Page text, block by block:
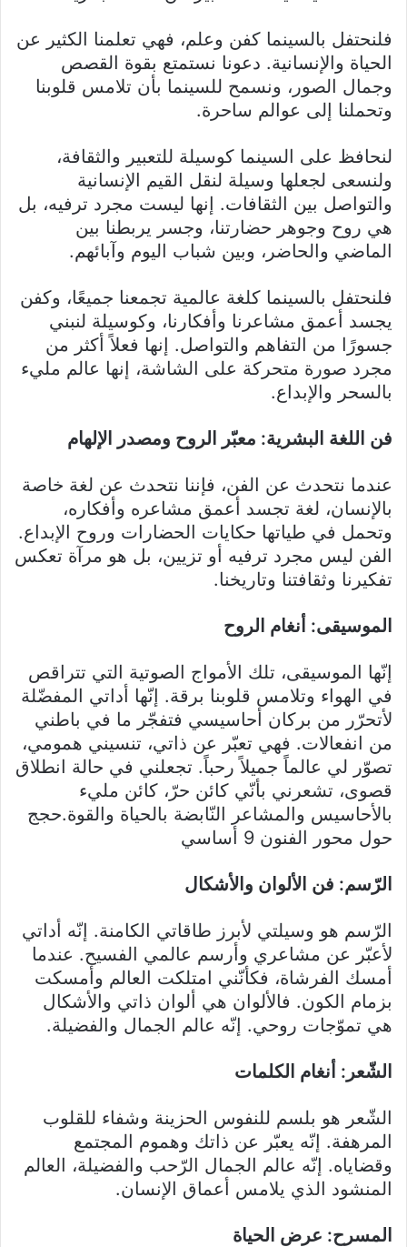
فلنحتفل بالسينما كفن وعلم، فهي تعلمنا الكثير عن
الحياة والإنسانية. دعونا نستمتع بقوة القصص
وجمال الصور، ونسمح للسينما بأن تلامس قلوبنا
وتحملنا إلى عوالم ساحرة.
لنحافظ على السينما كوسيلة للتعبير والثقافة،
ولنسعى لجعلها وسيلة لنقل القيم الإنسانية
والتواصل بين الثقافات. إنها ليست مجرد ترفيه، بل
هي روح وجوهر حضارتنا، وجسر يربطنا بين
الماضي والحاضر، وبين شباب اليوم وآبائهم.
فلنحتفل بالسينما كلغة عالمية تجمعنا جميعًا، وكفن
يجسد أعمق مشاعرنا وأفكارنا، وكوسيلة لنبني
جسورًا من التفاهم والتواصل. إنها فعلاً أكثر من
مجرد صورة متحركة على الشاشة، إنها عالم مليء
بالسحر والإبداع.
فن اللغة البشرية: معبّر الروح ومصدر الإلهام
عندما نتحدث عن الفن، فإننا نتحدث عن لغة خاصة
بالإنسان، لغة تجسد أعمق مشاعره وأفكاره،
وتحمل في طياتها حكايات الحضارات وروح الإبداع.
الفن ليس مجرد ترفيه أو تزيين، بل هو مرآة تعكس
تفكيرنا وثقافتنا وتاريخنا.
الموسيقى: أنغام الروح
إنّها الموسيقى، تلك الأمواج الصوتية التي تتراقص
في الهواء وتلامس قلوبنا برقة. إنّها أداتي المفضّلة
لأتحرّر من بركان أحاسيسي فتفجّر ما في باطني
من انفعالات. فهي تعبّر عن ذاتي، تنسيني همومي،
تصوّر لي عالماً جميلاً رحباً. تجعلني في حالة انطلاق
قصوى، تشعرني بأنّي كائن حرّ، كائن مليء
بالأحاسيس والمشاعر النّابضة بالحياة والقوة.حجج
حول محور الفنون 9 أساسي
الرّسم: فن الألوان والأشكال
الرّسم هو وسيلتي لأبرز طاقاتي الكامنة. إنّه أداتي
لأعبّر عن مشاعري وأرسم عالمي الفسيح. عندما
أمسك الفرشاة، فكأنّني امتلكت العالم وأمسكت
بزمام الكون. فالألوان هي ألوان ذاتي والأشكال
هي تموّجات روحي. إنّه عالم الجمال والفضيلة.
الشّعر: أنغام الكلمات
الشّعر هو بلسم للنفوس الحزينة وشفاء للقلوب
المرهفة. إنّه يعبّر عن ذاتك وهموم المجتمع
وقضاياه. إنّه عالم الجمال الرّحب والفضيلة، العالم
المنشود الذي يلامس أعماق الإنسان.
المسرح: عرض الحياة